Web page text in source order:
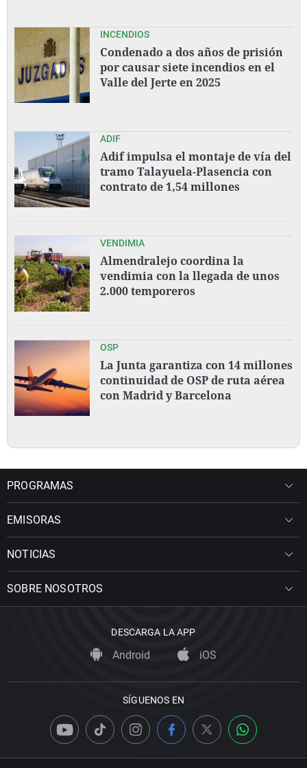
INCENDIOS
Condenado a dos años de prisión
por causar siete incendios en el
Valle del Jerte en 2025
ADIF
Adif impulsa el montaje de vía del
tramo Talayuela-Plasencia con
contrato de 1,54 millones
VENDIMIA
Almendralejo coordina la
vendimia con la llegada de unos
2.000 temporeros
OSP
La Junta garantiza con 14 millones
continuidad de OSP de ruta aérea
con Madrid y Barcelona
PROGRAMAS
EMISORAS
NOTICIAS
SOBRE NOSOTROS
DESCARGA LA APP
Android iOS
SÍGUENOS EN